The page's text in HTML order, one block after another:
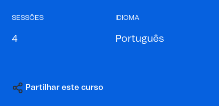
SESSÕES
4
IDIOMA
Português
Partilhar este curso